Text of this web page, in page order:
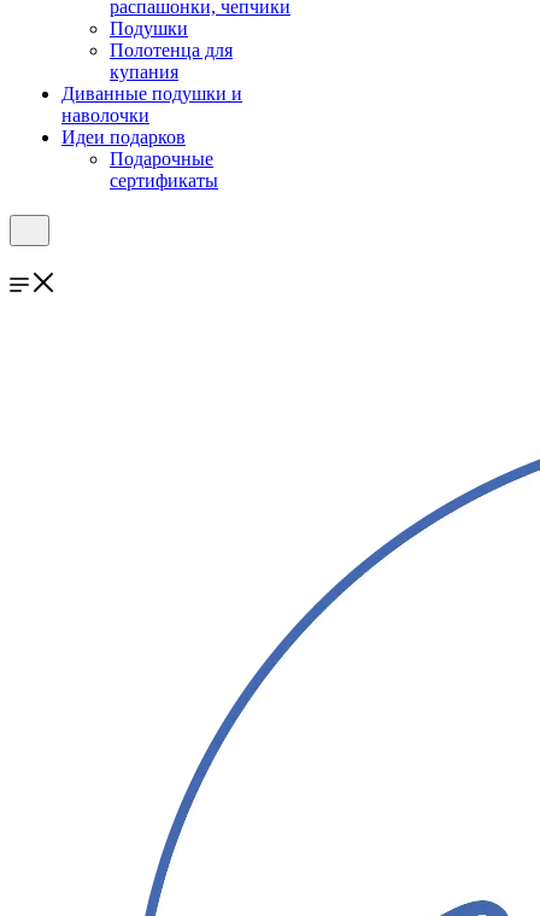
распашонки, чепчики
Подушки
Полотенца для
купания
Диванные подушки и
наволочки
Идеи подарков
Подарочные
сертификаты